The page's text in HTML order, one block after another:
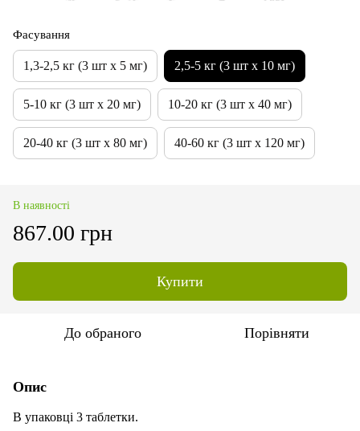
Фасування
1,3-2,5 кг (3 шт х 5 мг) 2,5-5 кг (3 шт х 10 мг)
5-10 кг (3 шт х 20 мг) 10-20 кг (3 шт х 40 мг)
20-40 кг (3 шт х 80 мг) 40-60 кг (3 шт х 120 мг)
В наявності
867.00 грн
Купити
До обраного Порівняти
Опис
В упаковці 3 таблетки.